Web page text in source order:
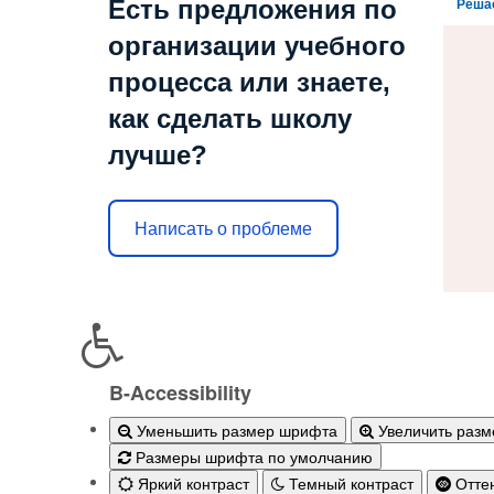
Есть предложения по
организации учебного
процесса или знаете,
как сделать школу
лучше?
Написать о проблеме
B-Accessibility
Уменьшить размер шрифта
Увеличить
Размеры шрифта по умолчанию
Яркий контраст
Темный контраст